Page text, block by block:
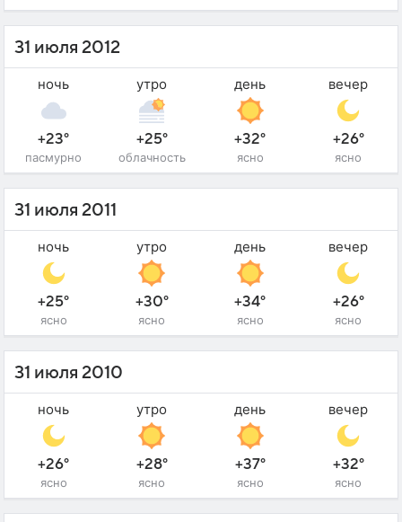
31 июля 2012
ночь
+23°
пасмурно
утро
+25°
облачность
день
+32°
ясно
вечер
+26°
ясно
31 июля 2011
ночь
+25°
ясно
утро
+30°
ясно
день
+34°
ясно
вечер
+26°
ясно
31 июля 2010
ночь
+26°
ясно
утро
+28°
ясно
день
+37°
ясно
вечер
+32°
ясно